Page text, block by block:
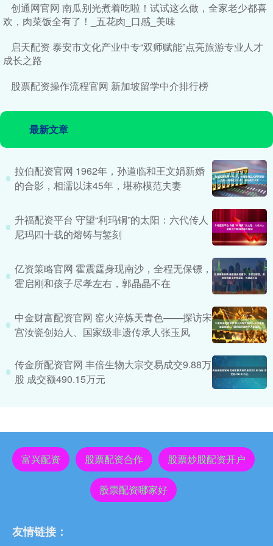
创通网官网 南瓜别光煮着吃啦！试试这么做，全家老少都喜
欢，肉菜饭全有了！_五花肉_口感_美味
启天配资 泰安市文化产业中专“双师赋能”点亮旅游专业人才
成长之路
股票配资操作流程官网 新加坡留学中介排行榜
最新文章
拉伯配资官网 1962年，孙道临和王文娟新婚
的合影，相濡以沫45年，堪称模范夫妻
升福配资平台 守望“利玛铜”的太阳：六代传人
尼玛四十载的熔铸与錾刻
亿资策略官网 霍震霆身现南沙，全程无保镖，
霍启刚和孩子尽孝左右，郭晶晶不在
中金财富配资官网 窑火淬炼天青色——探访宋
宫汝瓷创始人、国家级非遗传承人张玉凤
传金所配资官网 丰倍生物大宗交易成交9.88万
股 成交额490.15万元
富兴配资 股票配资合作 股票炒股配资开户
股票配资哪家好
友情链接：